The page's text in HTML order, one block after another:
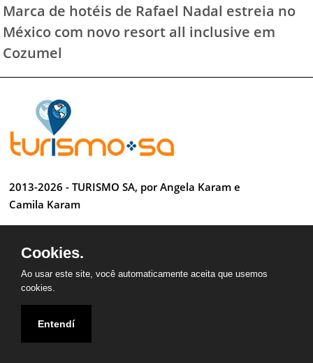
Marca de hotéis de Rafael Nadal estreia no
México com novo resort all inclusive em
Cozumel
2013-2026 - TURISMO SA, por Angela Karam e
Camila Karam
Desenvolvido por Anderson Luiz
Cookies.
Ao usar este site, você automaticamente aceita que usemos
cookies.
Entendí